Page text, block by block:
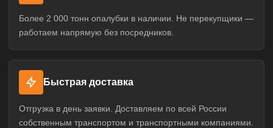
Более 2 000 тонн опалубки в наличии. Не перекупщики —
работаем напрямую без посредников.
Быстрая доставка
Отгрузка в день заявки. Доставляем по всей России
собственным транспортом и транспортными компаниями.